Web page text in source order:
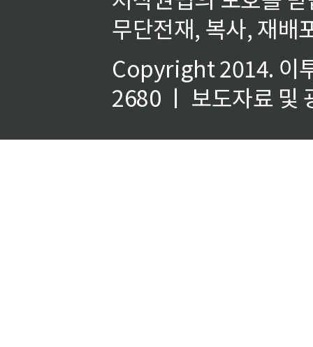
무단전재, 복사, 재배
Copyright 2014. 이
2680 ㅣ 보도자료